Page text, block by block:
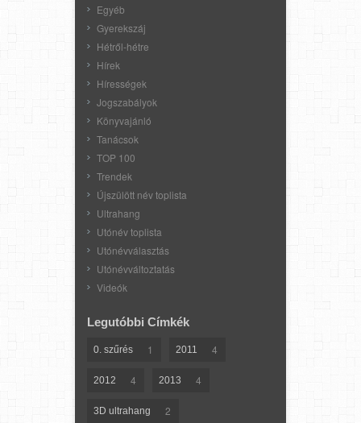
Egyéb
Gyerekszáj
Hétről-hétre
Hírek
Hírességek
Jogszabályok
Könyvajánló
Tanácsok
TOP 100
Trendek
Újszülött név toplista
Ultrahang
Utónév toplista
Utónévválasztás
Utónévváltoztatás
Videók
Legutóbbi Címkék
0. szűrés 1 2011 4
2012 4 2013 4
3D ultrahang 2